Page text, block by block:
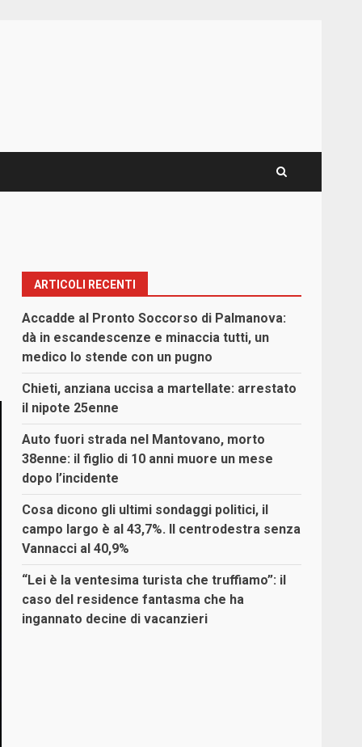
ARTICOLI RECENTI
Accadde al Pronto Soccorso di Palmanova:
dà in escandescenze e minaccia tutti, un
medico lo stende con un pugno
Chieti, anziana uccisa a martellate: arrestato
il nipote 25enne
Auto fuori strada nel Mantovano, morto
38enne: il figlio di 10 anni muore un mese
dopo l’incidente
Cosa dicono gli ultimi sondaggi politici, il
campo largo è al 43,7%. Il centrodestra senza
Vannacci al 40,9%
“Lei è la ventesima turista che truffiamo”: il
caso del residence fantasma che ha
ingannato decine di vacanzieri